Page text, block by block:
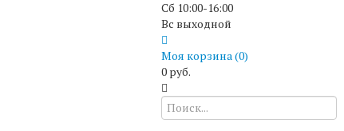
Сб 10:00-16:00
Вс выходной
Моя корзина (0)
0 руб.